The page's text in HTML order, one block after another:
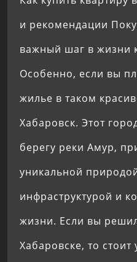
и рекомендации
важный шаг в жизни
Особенно, если вы
жилье в таком
Хабаровск. Этот
берегу реки Амур,
уникальной
инфраструктурой и
жизни. Если вы
Хабаровске, то стоит